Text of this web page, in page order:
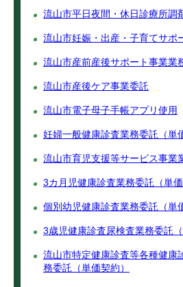
流山市平日夜間・休日診療所調
流山市妊娠・出産・子育てサポ
流山市産前産後サポート事業業
流山市産後ケア事業委託
流山市電子母子手帳アプリ使用
妊婦一般健康診査業務委託（単
流山市育児支援等サービス事業
3カ月児健康診査業務委託（単価
個別幼児健康診査業務委託（単
3歳児健康診査尿検査業務委託（
流山市特定健康診査等各種健康
務委託（単価契約）